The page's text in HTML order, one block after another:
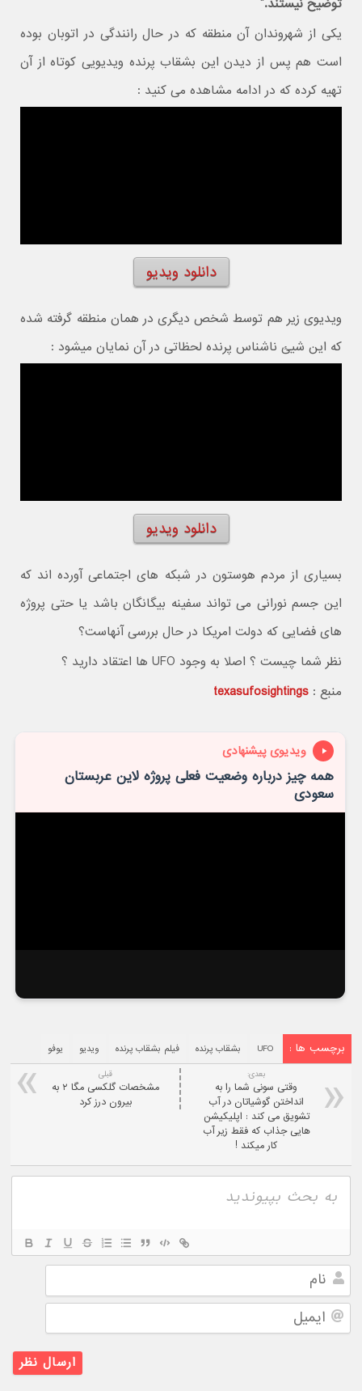
توضیح نیستند.”
یکی از شهروندان آن منطقه که در حال رانندگی در اتوبان بوده
است هم پس از دیدن این بشقاب پرنده ویدیویی کوتاه از آن
تهیه کرده که در ادامه مشاهده می کنید :
دانلود ویدیو
ویدیوی زیر هم توسط شخص دیگری در همان منطقه گرفته شده
که این شیئ ناشناس پرنده لحظاتی در آن نمایان میشود :
دانلود ویدیو
بسیاری از مردم هوستون در شبکه های اجتماعی آورده اند که
این جسم نورانی می تواند سفینه بیگانگان باشد یا حتی پروژه
های فضایی که دولت امریکا در حال بررسی آنهاست؟
نظر شما چیست ؟ اصلا به وجود UFO ها اعتقاد دارید ؟
منبع :texasufosightings
ویدیوی پیشنهادی
همه چیز درباره وضعیت فعلی پروژه لاین عربستان
سعودی
برچسب ها : UFO بشقاب پرنده فیلم بشقاب پرنده ویدیو یوفو
قبلی
مشخصات گلکسی مگا ۲ به
بیرون درز کرد
بعدی:
وقتی سونی شما را به
انداختن گوشیاتان در آب
تشویق می کند : اپلیکیشن
هایی جذاب که فقط زیر آب
کار میکند !
نام
ایمیل